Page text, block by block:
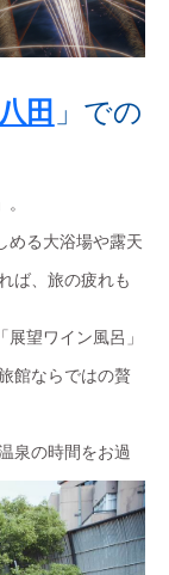
田 」での
」。
める大浴場や露天
ば、旅の疲れも
望ワイン風呂」
館ならではの贅
泉の時間をお過